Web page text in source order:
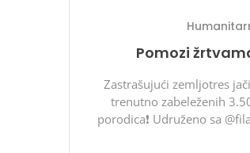
Pomozi
Zastrašujući zemljotres
trenutno zabeleženih
porodica❗ Udruženo sa